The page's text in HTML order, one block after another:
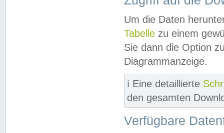
Um die Daten
Tabelle zu einem
Sie dann die Option
Diagrammanzeige.
ℹ️ Eine detaillierte
den gesamten
Verfügbare